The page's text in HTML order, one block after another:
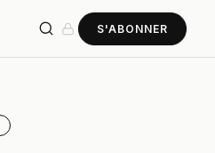
S'ABONNER